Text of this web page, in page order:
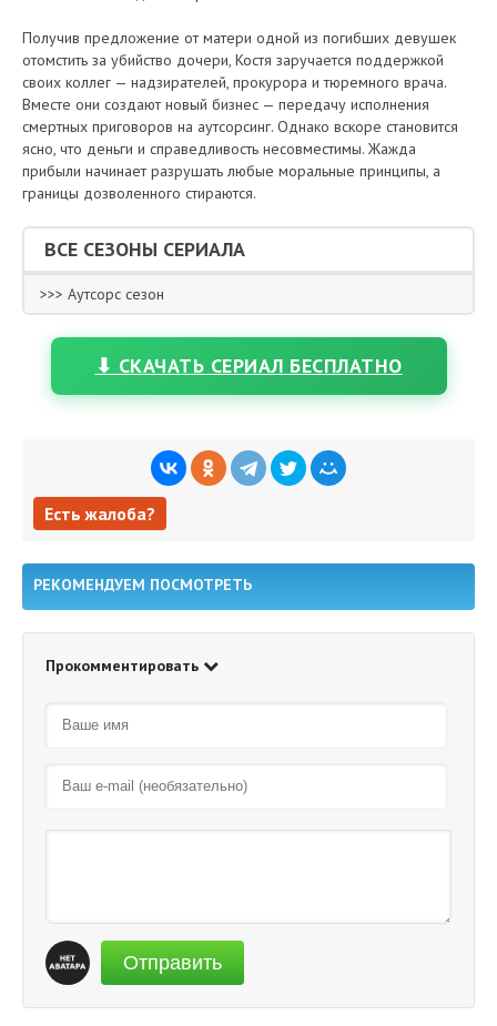
Получив предложение от матери одной из погибших девушек
отомстить за убийство дочери, Костя заручается поддержкой
своих коллег — надзирателей, прокурора и тюремного врача.
Вместе они создают новый бизнес — передачу исполнения
смертных приговоров на аутсорсинг. Однако вскоре становится
ясно, что деньги и справедливость несовместимы. Жажда
прибыли начинает разрушать любые моральные принципы, а
границы дозволенного стираются.
ВСЕ СЕЗОНЫ СЕРИАЛА
>>> Аутсорс сезон
⬇ СКАЧАТЬ СЕРИАЛ БЕСПЛАТНО
Есть жалоба?
РЕКОМЕНДУЕМ ПОСМОТРЕТЬ
Прокомментировать
Отправить